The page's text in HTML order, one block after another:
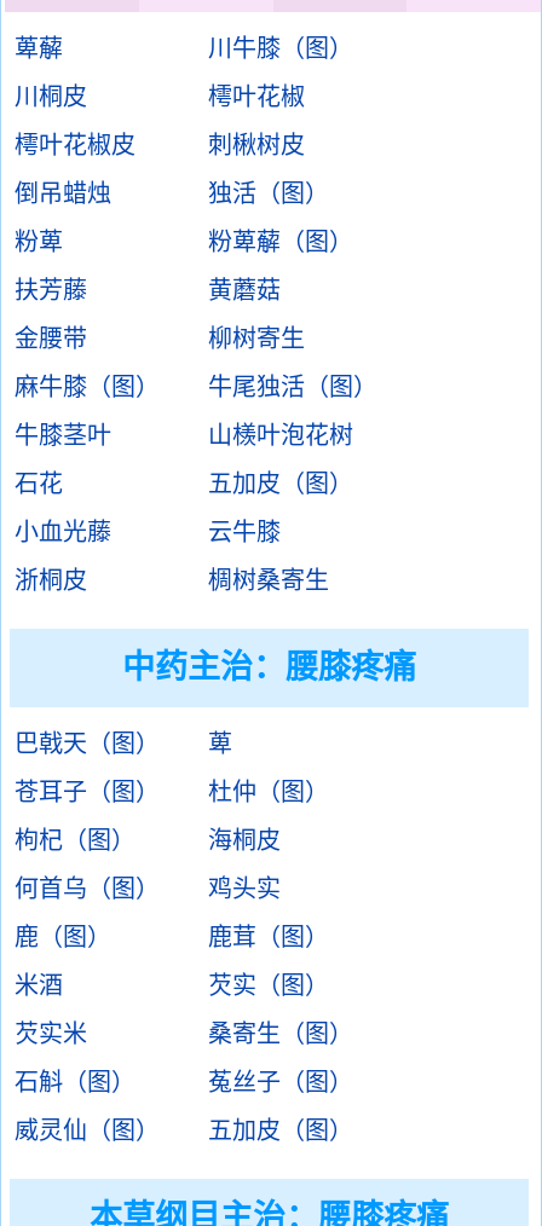
萆薢
川牛膝（图）
川桐皮
樗叶花椒
樗叶花椒皮
刺楸树皮
倒吊蜡烛
独活（图）
粉萆
粉萆薢（图）
扶芳藤
黄蘑菇
金腰带
柳树寄生
麻牛膝（图）
牛尾独活（图）
牛膝茎叶
山檨叶泡花树
石花
五加皮（图）
小血光藤
云牛膝
浙桐皮
椆树桑寄生
中药主治： 腰膝疼痛
巴戟天（图）
萆
苍耳子（图）
杜仲（图）
枸杞（图）
海桐皮
何首乌（图）
鸡头实
鹿（图）
鹿茸（图）
米酒
芡实（图）
芡实米
桑寄生（图）
石斛（图）
菟丝子（图）
威灵仙（图）
五加皮（图）
本草纲目主治：腰膝疼痛